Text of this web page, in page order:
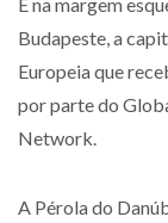
Budapeste, a
Europeia que
por parte do
Network.
A Pérola do